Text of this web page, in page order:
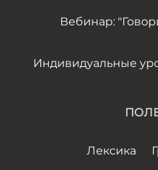
Вебинар:
Индивидуальные
Лексика